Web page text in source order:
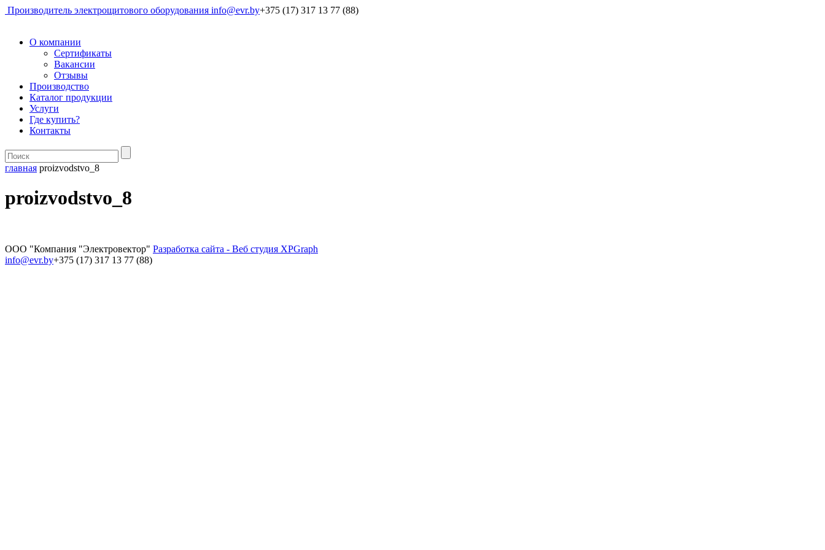
Производитель электрощитового оборудования info@evr.by+375 (17) 317 13 77 (88)
О компании
Сертификаты
Вакансии
Отзывы
Производство
Каталог продукции
Услуги
Где купить?
Контакты
главная proizvodstvo_8
proizvodstvo_8
ООО "Компания "Электровектор" Разработка сайта - Веб студия XPGraph
info@evr.by+375 (17) 317 13 77 (88)